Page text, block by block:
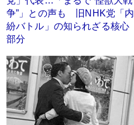
争”」との声も 旧NHK党「内
紛バトル」の知られざる核心
部分